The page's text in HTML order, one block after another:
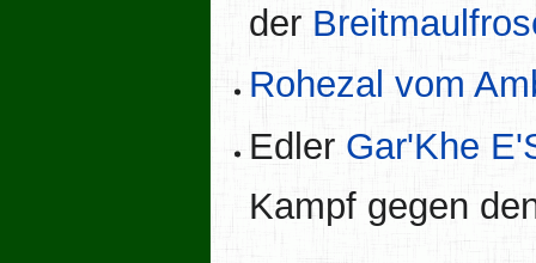
der
Rohezal vom
Edler Gar'Khe
Kampf gegen